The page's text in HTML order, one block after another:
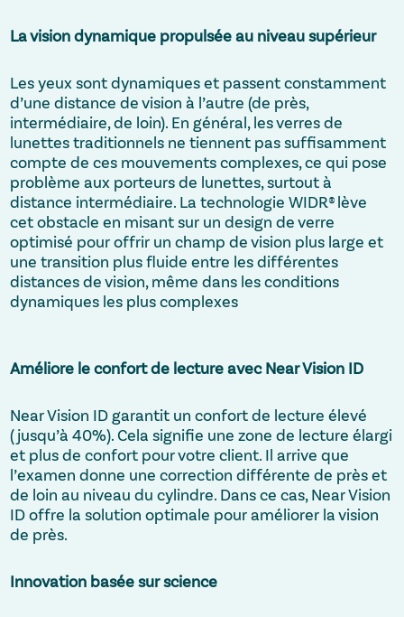
La vision dynamique propulsée au niveau supérieur
Les yeux sont dynamiques et passent constamment
d’une distance de vision à l’autre (de près,
intermédiaire, de loin). En général, les verres de
lunettes traditionnels ne tiennent pas suffisamment
compte de ces mouvements complexes, ce qui pose
problème aux porteurs de lunettes, surtout à
distance intermédiaire. La technologie WIDR® lève
cet obstacle en misant sur un design de verre
optimisé pour offrir un champ de vision plus large et
une transition plus fluide entre les différentes
distances de vision, même dans les conditions
dynamiques les plus complexes
Améliore le confort de lecture avec Near Vision ID
Near Vision ID garantit un confort de lecture élevé
(jusqu’à 40%). Cela signifie une zone de lecture élargi
et plus de confort pour votre client. Il arrive que
l’examen donne une correction différente de près et
de loin au niveau du cylindre. Dans ce cas, Near Vision
ID offre la solution optimale pour améliorer la vision
de près.
Innovation basée sur science